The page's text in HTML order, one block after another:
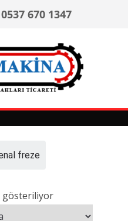
0537 670 1347
freze
gösteriliyor